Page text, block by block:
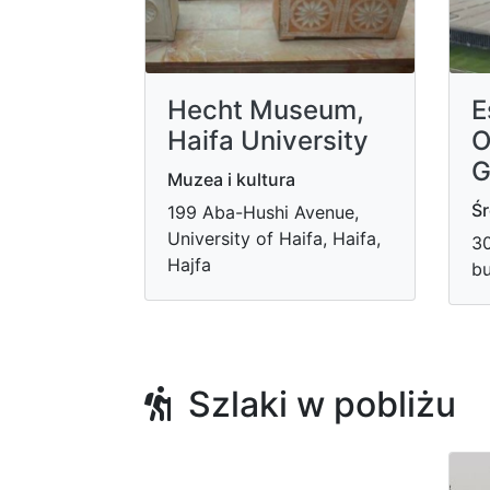
Hecht Museum,
Haifa University
Muzea i kultura
199 Aba-Hushi Avenue,
University of Haifa, Haifa,
Hajfa
Szlaki w pobliżu